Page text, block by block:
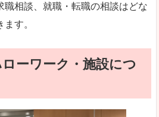
職相談、就職・転職の相談はどな
す。
ーワーク・施設につ